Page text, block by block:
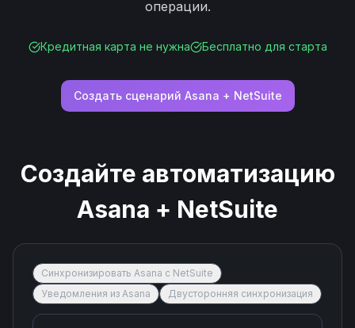
операции.
Кредитная карта не нужна Бесплатно для старта
Создать сценарий Asana + NetSuite
Создайте автоматизацию
Asana + NetSuite
Синхронизировать Asana с NetSuite
Уведомления из Asana
Двусторонняя синхронизация